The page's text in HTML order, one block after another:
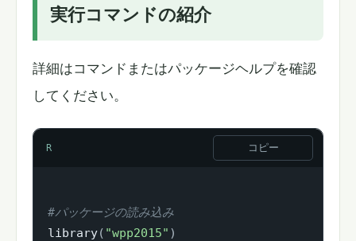
実行コマンドの紹介
詳細はコマンドまたはパッケージヘルプを確認
してください。
R コピー
#パッケージの読み込み
library( "wpp2015" )